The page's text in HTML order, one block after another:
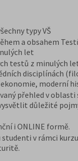
typy VŠ
a obsahem
let
testů z minulých
disciplínách
moderní
přehled v oblasti
důležité
i ONLINE formě.
v rámci